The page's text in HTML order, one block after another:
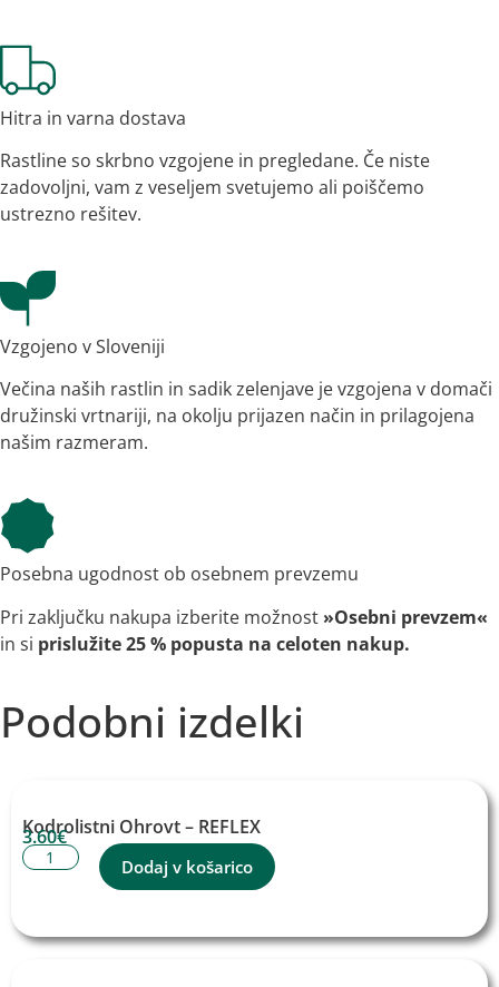
Hitra in varna dostava
Rastline so skrbno vzgojene in pregledane. Če niste
zadovoljni, vam z veseljem svetujemo ali poiščemo
ustrezno rešitev.
Vzgojeno v Sloveniji
Večina naših rastlin in sadik zelenjave je vzgojena v domači
družinski vrtnariji, na okolju prijazen način in prilagojena
našim razmeram.
Posebna ugodnost ob osebnem prevzemu
Pri zaključku nakupa izberite možnost »Osebni prevzem«
in si prislužite 25 % popusta na celoten nakup.
Podobni izdelki
Kodrolistni Ohrovt – REFLEX
3.60€
Dodaj v košarico